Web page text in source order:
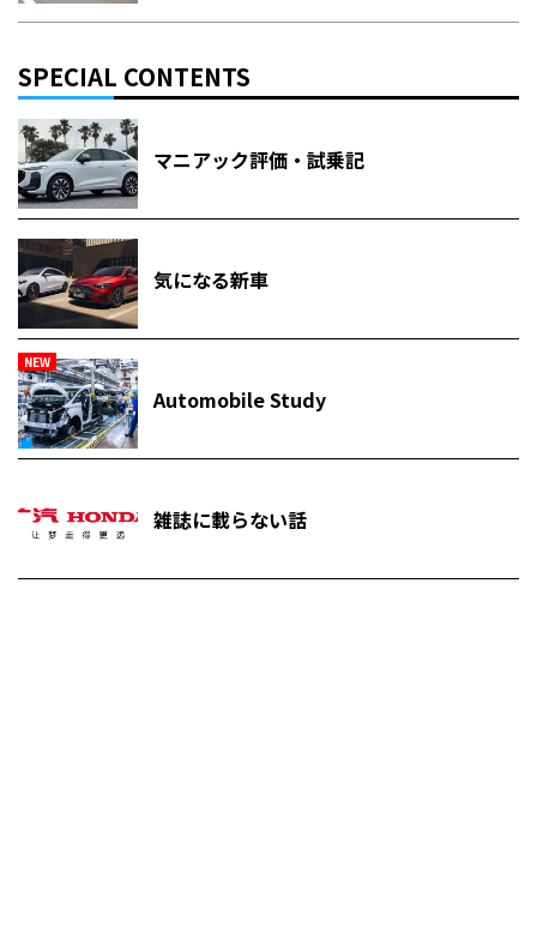
SPECIAL CONTENTS
マニアック評価・試乗記
気になる新車
NEW
Automobile Study
雑誌に載らない話